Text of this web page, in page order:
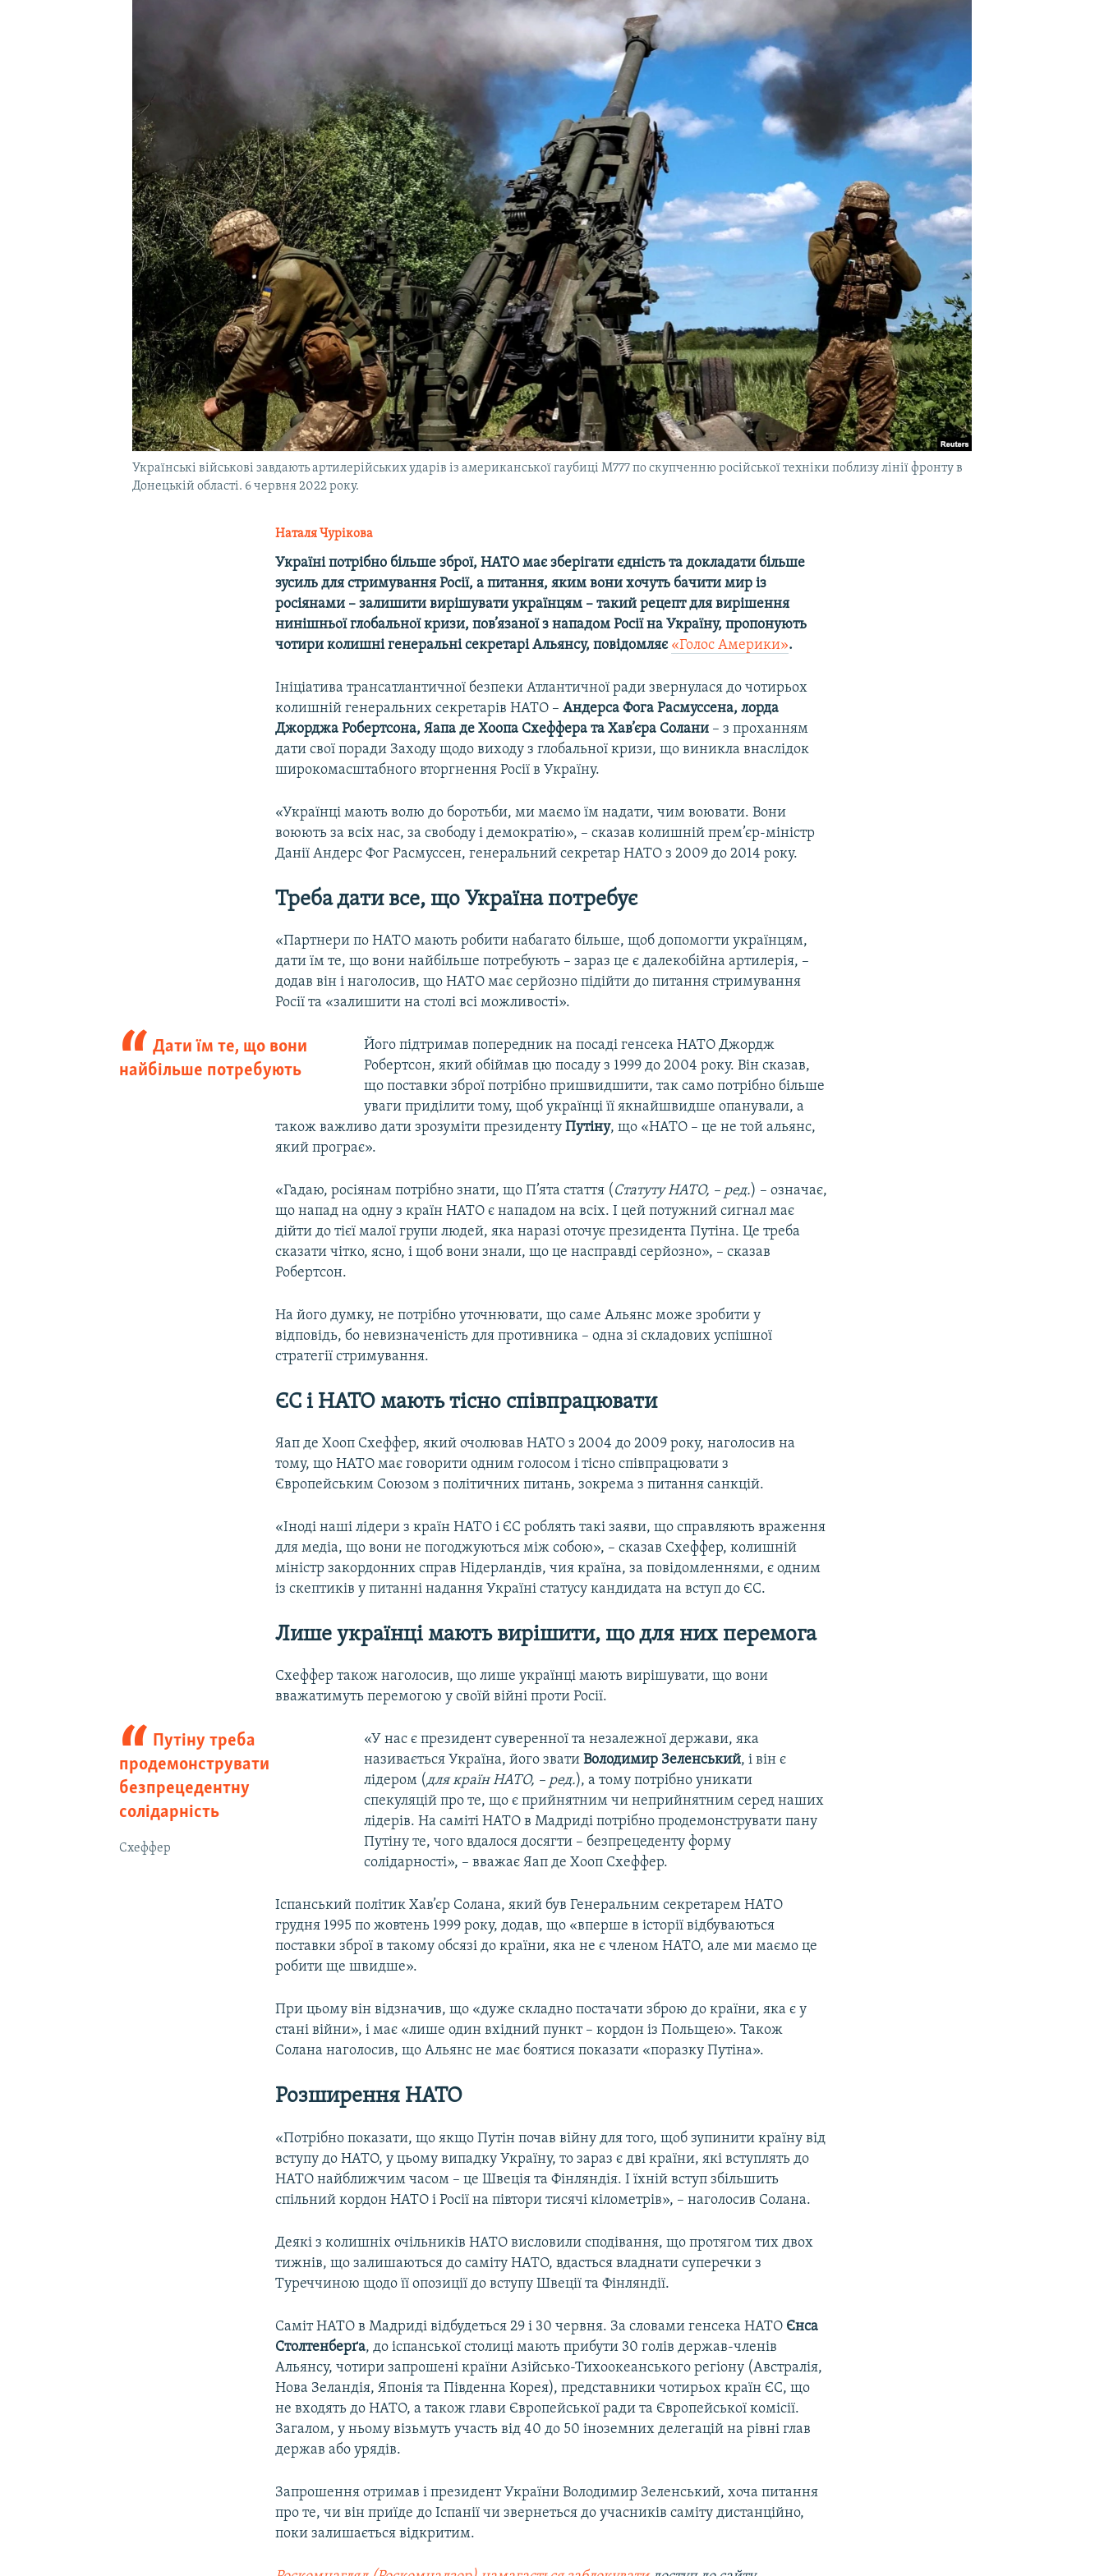
Українські військові завдають артилерійських ударів із американської гаубиці M777 по скупченню російської техніки поблизу лінії фронту в
Донецькій області. 6 червня 2022 року.
Наталя Чурікова
Україні потрібно більше зброї, НАТО має зберігати єдність та докладати більше
зусиль для стримування Росії, а питання, яким вони хочуть бачити мир із
росіянами – залишити вирішувати українцям – такий рецепт для вирішення
нинішньої глобальної кризи, пов’язаної з нападом Росії на Україну, пропонують
чотири колишні генеральні секретарі Альянсу, повідомляє «Голос Америки».
Ініціатива трансатлантичної безпеки Атлантичної ради звернулася до чотирьох
колишній генеральних секретарів НАТО –Андерса Фога Расмуссена, лорда
Джорджа Робертсона, Яапа де Хоопа Схеффера та Хав’єра Солани – з проханням
дати свої поради Заходу щодо виходу з глобальної кризи, що виникла внаслідок
широкомасштабного вторгнення Росії в Україну.
«Українці мають волю до боротьби, ми маємо їм надати, чим воювати. Вони
воюють за всіх нас, за свободу і демократію», – сказав колишній прем’єр-міністр
Данії Андерс Фог Расмуссен, генеральний секретар НАТО з 2009 до 2014 року.
Треба дати все, що Україна потребує
«Партнери по НАТО мають робити набагато більше, щоб допомогти українцям,
дати їм те, що вони найбільше потребують – зараз це є далекобійна артилерія, –
додав він і наголосив, що НАТО має серйозно підійти до питання стримування
Росії та «залишити на столі всі можливості».
Дати їм те, що вони
найбільше потребують
Його підтримав попередник на посаді генсека НАТО Джордж
Робертсон, який обіймав цю посаду з 1999 до 2004 року. Він сказав,
що поставки зброї потрібно пришвидшити, так само потрібно більше
уваги приділити тому, щоб українці її якнайшвидше опанували, а
також важливо дати зрозуміти президентуПутіну, що «НАТО – це не той альянс,
який програє».
«Гадаю, росіянам потрібно знати, що П’ята стаття ( Статуту НАТО, – ред.) – означає,
що напад на одну з країн НАТО є нападом на всіх. І цей потужний сигнал має
дійти до тієї малої групи людей, яка наразі оточує президента Путіна. Це треба
сказати чітко, ясно, і щоб вони знали, що це насправді серйозно», – сказав
Робертсон.
На його думку, не потрібно уточнювати, що саме Альянс може зробити у
відповідь, бо невизначеність для противника – одна зі складових успішної
стратегії стримування.
ЄС і НАТО мають тісно співпрацювати
Яап де Хооп Схеффер, який очолював НАТО з 2004 до 2009 року, наголосив на
тому, що НАТО має говорити одним голосом і тісно співпрацювати з
Європейським Союзом з політичних питань, зокрема з питання санкцій.
«Іноді наші лідери з країн НАТО і ЄС роблять такі заяви, що справляють враження
для медіа, що вони не погоджуються між собою», – сказав Схеффер, колишній
міністр закордонних справ Нідерландів, чия країна, за повідомленнями, є одним
із скептиків у питанні надання Україні статусу кандидата на вступ до ЄС.
Лише українці мають вирішити, що для них перемога
Схеффер також наголосив, що лише українці мають вирішувати, що вони
вважатимуть перемогою у своїй війні проти Росії.
Путіну треба
продемонструвати
безпрецедентну
солідарність
Схеффер
«У нас є президент суверенної та незалежної держави, яка
називається Україна, його звати Володимир Зеленський, і він є
лідером (для країн НАТО, – ред.), а тому потрібно уникати
спекуляцій про те, що є прийнятним чи неприйнятним серед наших
лідерів. На саміті НАТО в Мадриді потрібно продемонструвати пану
Путіну те, чого вдалося досягти – безпрецеденту форму
солідарності», – вважає Яап де Хооп Схеффер.
Іспанський політик Хав’єр Солана, який був Генеральним секретарем НАТО
грудня 1995 по жовтень 1999 року, додав, що «вперше в історії відбуваються
поставки зброї в такому обсязі до країни, яка не є членом НАТО, але ми маємо це
робити ще швидше».
При цьому він відзначив, що «дуже складно постачати зброю до країни, яка є у
стані війни», і має «лише один вхідний пункт – кордон із Польщею». Також
Солана наголосив, що Альянс не має боятися показати «поразку Путіна».
Розширення НАТО
«Потрібно показати, що якщо Путін почав війну для того, щоб зупинити країну від
вступу до НАТО, у цьому випадку Україну, то зараз є дві країни, які вступлять до
НАТО найближчим часом – це Швеція та Фінляндія. І їхній вступ збільшить
спільний кордон НАТО і Росії на півтори тисячі кілометрів», – наголосив Солана.
Деякі з колишніх очільників НАТО висловили сподівання, що протягом тих двох
тижнів, що залишаються до саміту НАТО, вдасться владнати суперечки з
Туреччиною щодо її опозиції до вступу Швеції та Фінляндії.
Саміт НАТО в Мадриді відбудеться 29 і 30 червня. За словами генсека НАТО Єнса
Столтенберґа, до іспанської столиці мають прибути 30 голів держав-членів
Альянсу, чотири запрошені країни Азійсько-Тихоокеанського регіону (Австралія,
Нова Зеландія, Японія та Південна Корея), представники чотирьох країн ЄС, що
не входять до НАТО, а також глави Європейської ради та Європейської комісії.
Загалом, у ньому візьмуть участь від 40 до 50 іноземних делегацій на рівні глав
держав або урядів.
Запрошення отримав і президент України Володимир Зеленський, хоча питання
про те, чи він приїде до Іспанії чи звернеться до учасників саміту дистанційно,
поки залишається відкритим.